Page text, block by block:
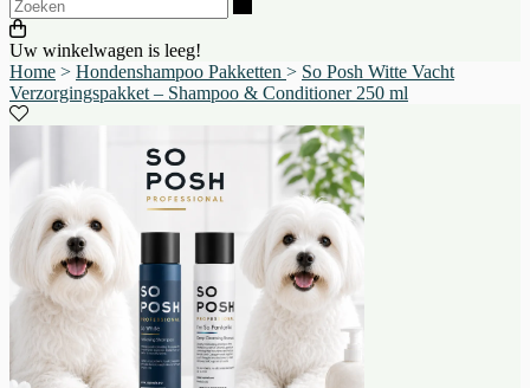
Uw winkelwagen is leeg!
Home > Hondenshampoo Pakketten > So Posh Witte Vacht
Verzorgingspakket – Shampoo & Conditioner 250 ml